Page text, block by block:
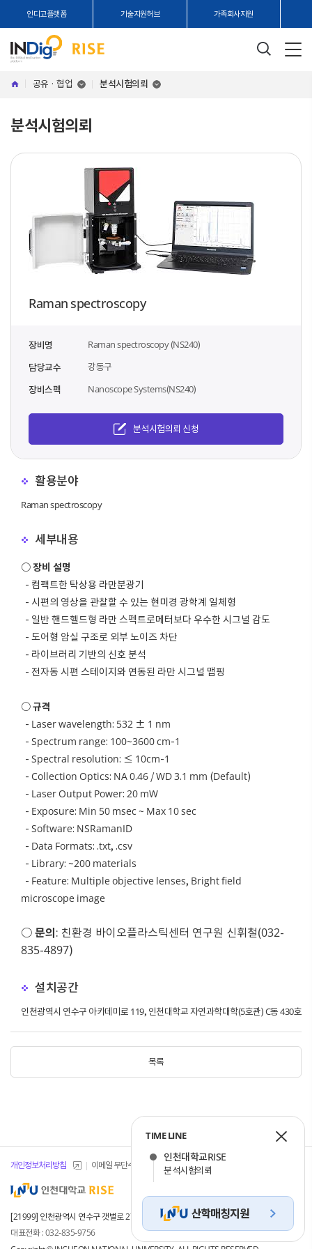
인디고플랫폼 기술지원허브 가족회사지원
공유 · 협업 분석시험의뢰
분석시험의뢰
Raman spectroscopy
장비명
Raman spectroscopy (NS240)
담당교수
강동구
장비스펙
Nanoscope Systems(NS240)
분석시험의뢰 신청
활용분야
Raman spectroscopy
세부내용
○ 장비 설명
- 컴팩트한 탁상용 라만분광기
- 시편의 영상을 관찰할 수 있는 현미경 광학계 일체형
- 일반 핸드헬드형 라만 스펙트로메터보다 우수한 시그널 감도
- 도어형 암실 구조로 외부 노이즈 차단
- 라이브러리 기반의 신호 분석
- 전자동 시편 스테이지와 연동된 라만 시그널 맵핑
○ 규격
- Laser wavelength: 532 ± 1 nm
- Spectrum range: 100~3600 cm-1
- Spectral resolution: ≤ 10cm-1
- Collection Optics: NA 0.46 / WD 3.1 mm (Default)
- Laser Output Power: 20 mW
- Exposure: Min 50 msec ~ Max 10 sec
- Software: NSRamanID
- Data Formats: .txt, .csv
- Library: ~200 materials
- Feature: Multiple objective lenses, Bright field
microscope image
○ 문의 : 친환경 바이오플라스틱센터 연구원 신휘철(032-
835-4897)
설치공간
인천광역시 연수구 아카데미로 119, 인천대학교 자연과학대학(5호관) C동 430호
목록
TIME LINE
인천대학교RISE
분석시험의뢰
개인정보처리방침 이메일 무단수집거부 개인정보 목적 외 이용 및 제한
[21999] 인천광역시 연수구 갯벌로 27(송도동) INU이노베이션센터 101, 102호
대표전화 : 032-835-9756